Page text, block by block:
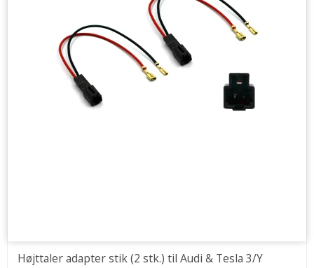
Højttaler adapter stik (2 stk.) til Audi & Tesla 3/Y